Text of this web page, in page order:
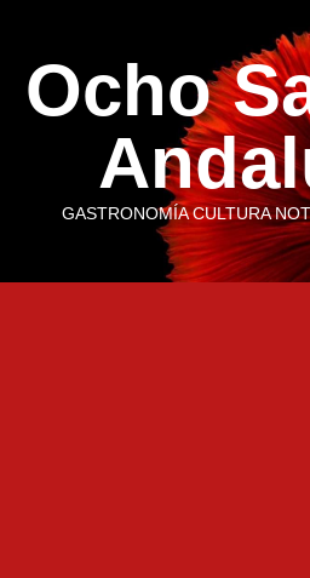
contenido
Ocho
GASTRONOMÍA CULTURA